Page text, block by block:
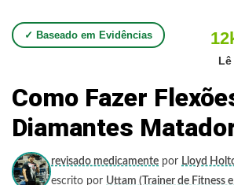
✓ Baseado em Evidências
Lê
Como Fazer
Diamantes
revisado medicamente por Lloyd
escrito por Uttam (Trainer de Fitness